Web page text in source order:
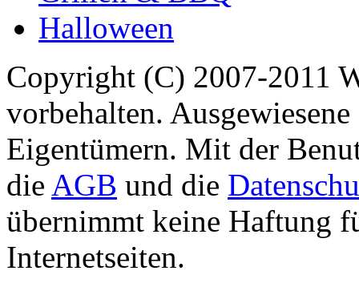
Halloween
Copyright (C) 2007-2011
vorbehalten.
Eigentümern. Mit der
die AGB und die
übernimmt keine Haftung
Internetseiten.